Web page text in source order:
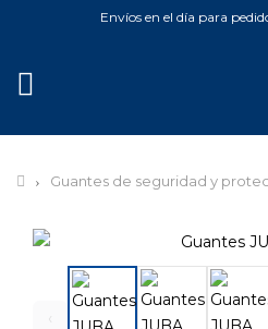
Envíos en el día para
Guantes de seguridad y